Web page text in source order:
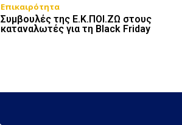
Επικαιρότητα
Συμβουλές της Ε.Κ.ΠΟΙ.ΖΩ στους
καταναλωτές για τη Black Friday